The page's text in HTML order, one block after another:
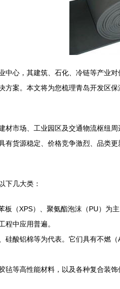
中心，其建筑、石化、冷链等产业
案。本文将为您梳理青岛开发区保
材市场、工业园区及交通物流枢纽
货源稳定、价格竞争激烈、品类
下几大类：
板（XPS）、聚氨酯泡沫（PU）为
程中应用普遍。
硅酸铝棉等为代表。它们具有不燃
毡等高性能材料，以及各种复合装